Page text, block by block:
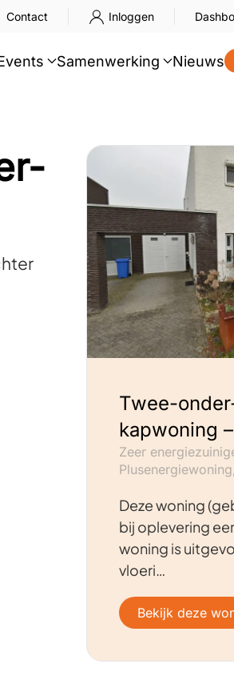
Contact Inloggen
Samenwerking Nieuws
Twee-
kapwoning
Zeer
Deze woning
bij oplevering
woning is
vloeri…
Bekijk deze